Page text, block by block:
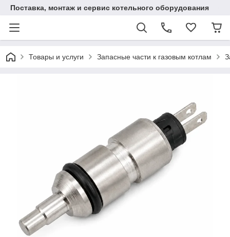
Поставка, монтаж и сервис котельного оборудования
Товары и услуги Запасные части к газовым котлам